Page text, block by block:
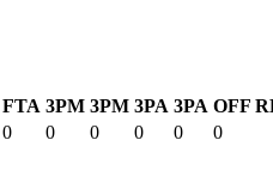
FTA 3PM 3PM 3PA 3PA OFF
0 0 0 0 0 0